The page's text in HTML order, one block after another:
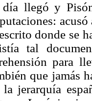
llegó y
donde se
tal
para
que jamás
la jerarquía